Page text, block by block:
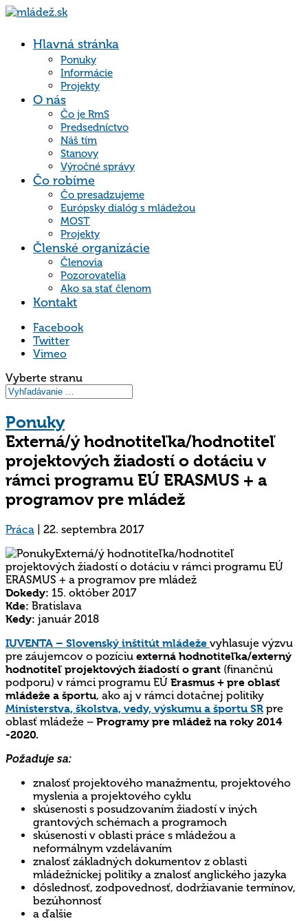
Hlavná stránka
Ponuky
Informácie
Projekty
O nás
Čo je RmS
Predsedníctvo
Náš tím
Stanovy
Výročné správy
Čo robíme
Čo presadzujeme
Európsky dialóg s mládežou
MOST
Projekty
Členské organizácie
Členovia
Pozorovatelia
Ako sa stať členom
Kontakt
Facebook
Twitter
Vimeo
Vyberte stranu
Ponuky
Externá/ý hodnotiteľka/hodnotiteľ
projektových žiadostí o dotáciu v
rámci programu EÚ ERASMUS + a
programov pre mládež
Práca 22. septembra 2017
Dokedy: 15. október 2017
Kde: Bratislava
Kedy: január 2018
IUVENTA – Slovenský inštitút mládeže vyhlasuje výzvu
pre záujemcov o pozíciu externá hodnotiteľka/externý
hodnotiteľ projektových žiadostí o grant (finančnú
podporu) v rámci programu EÚ Erasmus + pre oblasť
mládeže a športu, ako aj v rámci dotačnej politiky
Ministerstva, školstva, vedy, výskumu a športu SR pre
oblasť mládeže – Programy pre mládež na roky 2014
-2020.
Požaduje sa:
znalosť projektového manažmentu, projektového
myslenia a projektového cyklu
skúsenosti s posudzovaním žiadostí v iných
grantových schémach a programoch
skúsenosti v oblasti práce s mládežou a
neformálnym vzdelávaním
znalosť základných dokumentov z oblasti
mládežníckej politiky a znalosť anglického jazyka
dôslednosť, zodpovednosť, dodržiavanie termínov,
bezúhonnosť
a ďalšie